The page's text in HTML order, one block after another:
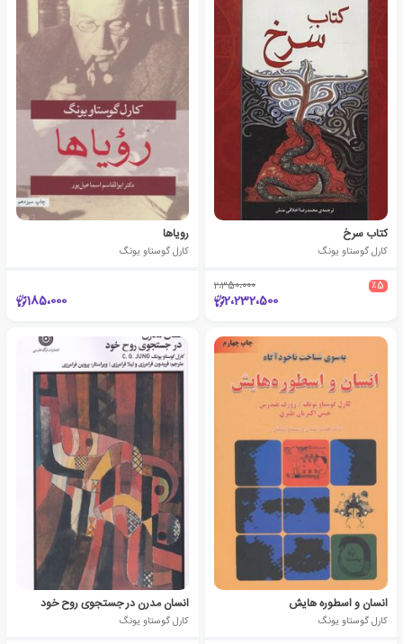
کتاب سرخ
کارل گوستاو یونگ
٪5 2،350،000
2،232،500
رویاها
کارل گوستاو یونگ
185،000
انسان و اسطوره هایش
کارل گوستاو یونگ
انسان مدرن در جستجوی روح خود
کارل گوستاو یونگ